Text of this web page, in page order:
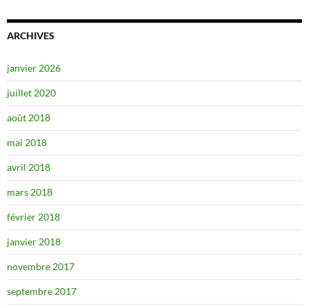
ARCHIVES
janvier 2026
juillet 2020
août 2018
mai 2018
avril 2018
mars 2018
février 2018
janvier 2018
novembre 2017
septembre 2017